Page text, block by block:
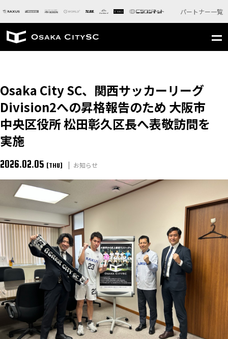
パートナー一覧
Osaka City SC、関西サッカーリーグ
Division2への昇格報告のため 大阪市
中央区役所 松田彰久区長へ表敬訪問を
実施
2026.02.05 [THU] お知らせ